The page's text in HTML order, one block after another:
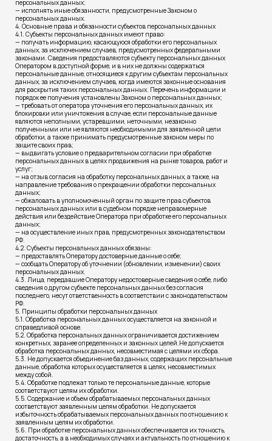
персональных данных;
— исполнять иные обязанности, предусмотренные Законом о
персональных данных.
4. Основные права и обязанности субъектов персональных данных
4.1. Субъекты персональных данных имеют право:
— получать информацию, касающуюся обработки его персональных
данных, за исключением случаев, предусмотренных федеральными
законами. Сведения предоставляются субъекту персональных данных
Оператором в доступной форме, и в них не должны содержаться
персональные данные, относящиеся к другим субъектам персональных
данных, за исключением случаев, когда имеются законные основания
для раскрытия таких персональных данных. Перечень информации и
порядок ее получения установлены Законом о персональных данных;
— требовать от оператора уточнения его персональных данных, их
блокировки или уничтожения в случае, если персональные данные
являются неполными, устаревшими, неточными, незаконно
полученными или не являются необходимыми для заявленной цели
обработки, а также принимать предусмотренные законом меры по
защите своих прав;
— выдвигать условие о предварительном согласии при обработке
персональных данных в целях продвижения на рынке товаров, работ и
услуг;
— на отзыв согласия на обработку персональных данных, а также, на
направление требования о прекращении обработки персональных
данных;
— обжаловать в уполномоченный орган по защите прав субъектов
персональных данных или в судебном порядке неправомерные
действия или бездействие Оператора при обработке его персональных
данных;
— на осуществление иных прав, предусмотренных законодательством
РФ.
4.2. Субъекты персональных данных обязаны:
— предоставлять Оператору достоверные данные о себе;
— сообщать Оператору об уточнении (обновлении, изменении) своих
персональных данных.
4.3. Лица, передавшие Оператору недостоверные сведения о себе, либо
сведения о другом субъекте персональных данных без согласия
последнего, несут ответственность в соответствии с законодательством
РФ.
5. Принципы обработки персональных данных
5.1. Обработка персональных данных осуществляется на законной и
справедливой основе.
5.2. Обработка персональных данных ограничивается достижением
конкретных, заранее определенных и законных целей.Не допускается
обработка персональных данных, несовместимая с целями их сбора.
5.3. Не допускается объединение баз данных, содержащих персональные
данные, обработка которых осуществляется в целях, несовместимых
между собой.
5.4. Обработке подлежат только те персональные данные, которые
соответствуют целям их обработки.
5.5. Содержание и объем обрабатываемых персональных данных
соответствуют заявленным целям обработки. Не допускается
избыточность обрабатываемых персональных данных по отношению к
заявленным целям их обработки.
5.6. При обработке персональных данных обеспечивается их точность,
достаточность, а в необходимых случаях и актуальность по отношению к